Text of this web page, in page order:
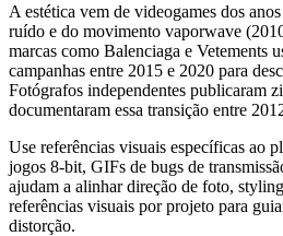
A estética vem de videogames dos
ruído e do movimento vaporwave
marcas como Balenciaga e Vetements
campanhas entre 2015 e 2020 para
Fotógrafos independentes publicaram
documentaram essa transição entre
Use referências visuais específicas ao
jogos 8-bit, GIFs de bugs de
ajudam a alinhar direção de foto,
referências visuais por projeto para
distorção.